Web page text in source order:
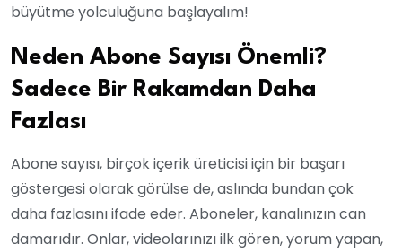
büyütme yolculuğuna başlayalım!
Neden Abone Sayısı Önemli?
Sadece Bir Rakamdan Daha
Fazlası
Abone sayısı, birçok içerik üreticisi için bir başarı
göstergesi olarak görülse de, aslında bundan çok
daha fazlasını ifade eder. Aboneler, kanalınızın can
damarıdır. Onlar, videolarınızı ilk gören, yorum yapan,